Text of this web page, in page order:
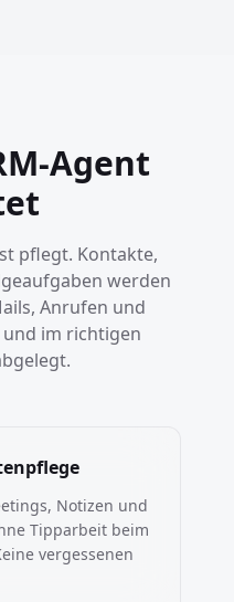
Agent
pflegt. Kontakte,
werden
Anrufen und
im richtigen
Notizen und
Tipparbeit beim
vergessenen